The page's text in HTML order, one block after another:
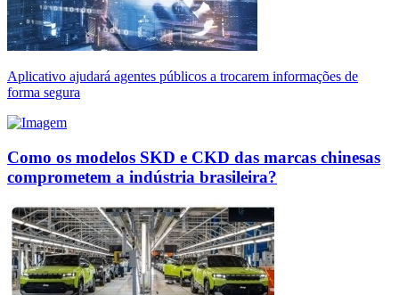
Aplicativo ajudará agentes públicos a trocarem informações de
forma segura
Como os modelos SKD e CKD das marcas chinesas
comprometem a indústria brasileira?